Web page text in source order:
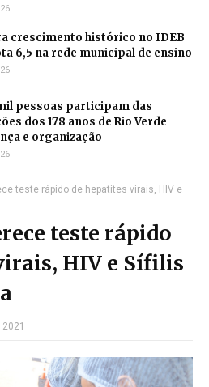
crescimento histórico no IDEB
6,5 na rede municipal de ensino
pessoas participam das
dos 178 anos de Rio Verde
e organização
teste rápido de hepatites virais, HIV e
teste rápido
HIV e Sífilis